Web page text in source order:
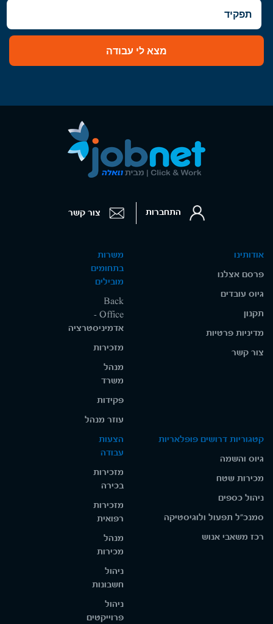
מצא לי עבודה
אודותינו
פרסם אצלנו
גיוס עובדים
תקנון
מדיניות פרטיות
צור קשר
משרות
בתחומים
מובילים
Back
Office -
אדמיניסטרציה
מזכירות
מנהל
משרד
פקידות
עוזר מנהל
קטגוריות דרושים פופלאריות
גיוס והשמה
מכירות שטח
ניהול כספים
סמנכ"ל תפעול ולוגיסטיקה
רכז משאבי אנוש
הצעות
עבודה
מזכירות
בכירה
מזכירות
רפואית
מנהל
מכירות
ניהול
חשבונות
ניהול
פרוייקטים